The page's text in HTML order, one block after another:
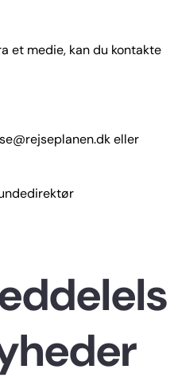
et medie, kan du kontakte
eller